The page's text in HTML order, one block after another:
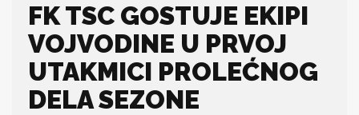
FK TSC GOSTUJE EKIPI
VOJVODINE U PRVOJ
UTAKMICI PROLEĆNOG
DELA SEZONE